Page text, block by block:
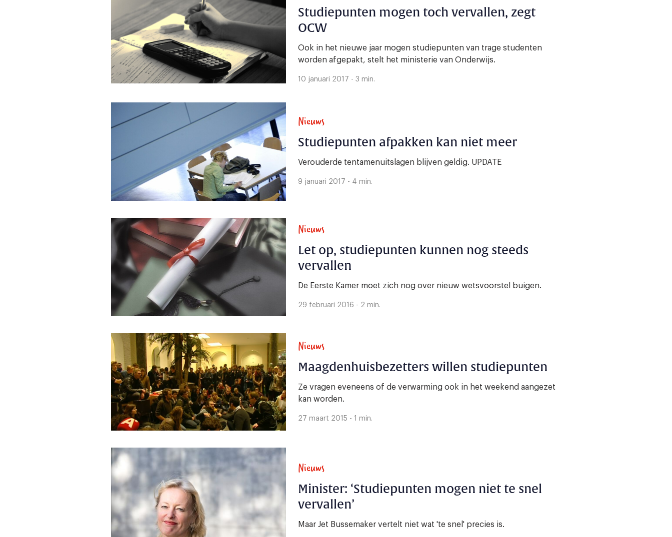
Studiepunten mogen toch vervallen, zegt
OCW
Ook in het nieuwe jaar mogen studiepunten van trage studenten
worden afgepakt, stelt het ministerie van Onderwijs.
10 januari 2017 - 3 min.
Nieuws
Studiepunten afpakken kan niet meer
Verouderde tentamenuitslagen blijven geldig. UPDATE
9 januari 2017 - 4 min.
Nieuws
Let op, studiepunten kunnen nog steeds
vervallen
De Eerste Kamer moet zich nog over nieuw wetsvoorstel buigen.
29 februari 2016 - 2 min.
Nieuws
Maagdenhuisbezetters willen studiepunten
Ze vragen eveneens of de verwarming ook in het weekend aangezet
kan worden.
27 maart 2015 - 1 min.
Nieuws
Minister: ‘Studiepunten mogen niet te snel
vervallen’
Maar Jet Bussemaker vertelt niet wat 'te snel' precies is.